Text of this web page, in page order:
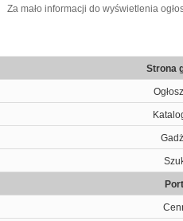
Za mało informacji do wyświetlenia
Strona